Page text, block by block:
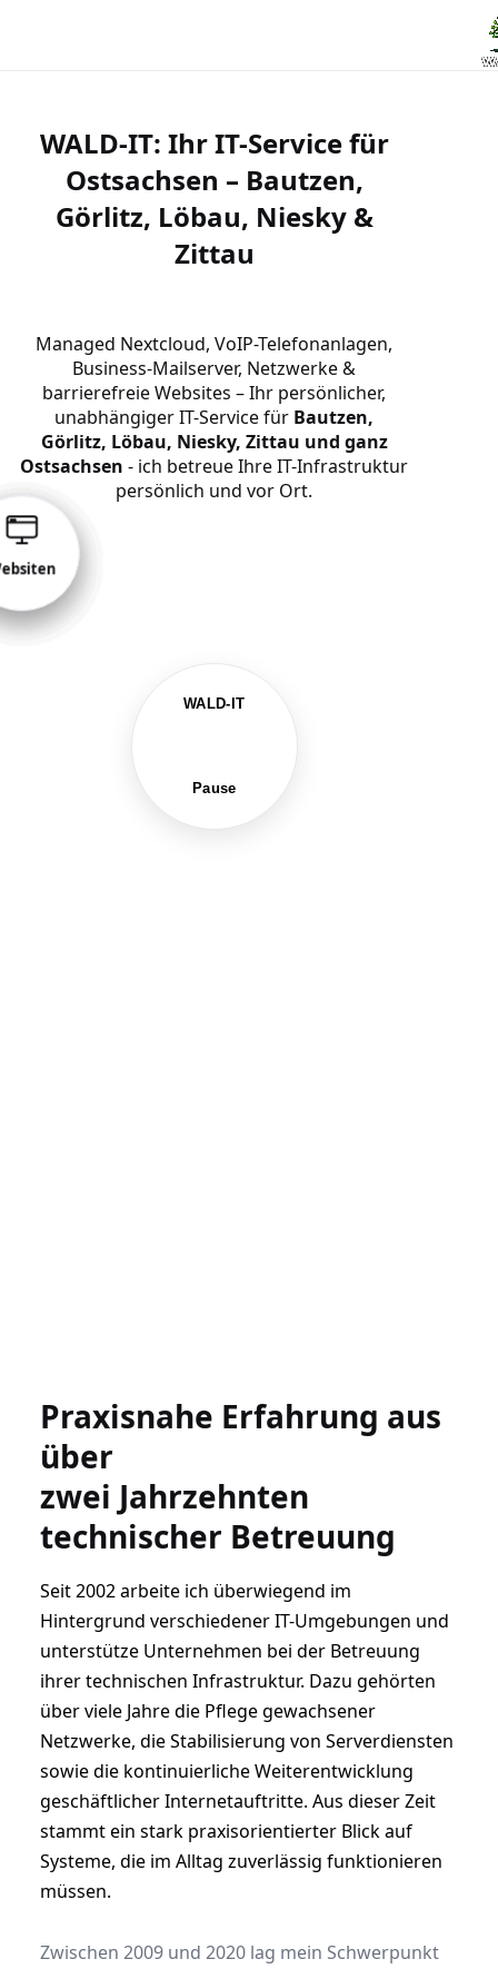
WALD-IT: Ihr IT-Service für
Ostsachsen – Bautzen,
Görlitz, Löbau, Niesky &
Zittau
Managed Nextcloud, VoIP-Telefonanlagen,
Business-Mailserver, Netzwerke &
barrierefreie Websites – Ihr persönlicher,
unabhängiger IT-Service für Bautzen,
Görlitz, Löbau, Niesky, Zittau und ganz
Ostsachsen - ich betreue Ihre IT-Infrastruktur
persönlich und vor Ort.
WALD-IT
Pause
VoIP
IoT
Praxisnahe Erfahrung aus
über
zwei Jahrzehnten
technischer Betreuung
Seit 2002 arbeite ich überwiegend im
Hintergrund verschiedener IT-Umgebungen und
unterstütze Unternehmen bei der Betreuung
ihrer technischen Infrastruktur. Dazu gehörten
über viele Jahre die Pflege gewachsener
Netzwerke, die Stabilisierung von Serverdiensten
sowie die kontinuierliche Weiterentwicklung
geschäftlicher Internetauftritte. Aus dieser Zeit
stammt ein stark praxisorientierter Blick auf
Systeme, die im Alltag zuverlässig funktionieren
müssen.
Zwischen 2009 und 2020 lag mein Schwerpunkt